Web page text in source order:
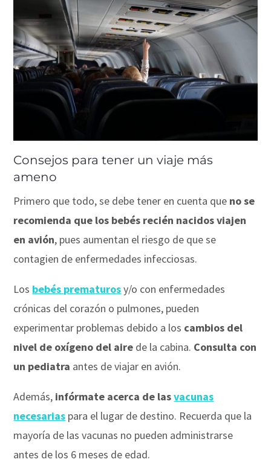
Consejos para tener un viaje más
ameno
Primero que todo, se debe tener en cuenta que no se
recomienda que los bebés recién nacidos viajen
en avión, pues aumentan el riesgo de que se
contagien de enfermedades infecciosas.
Los bebés prematurosy/o con enfermedades
crónicas del corazón o pulmones, pueden
experimentar problemas debido a los cambios del
nivel de oxígeno del aire de la cabina. Consulta con
un pediatra antes de viajar en avión.
Además, infórmate acerca de lasvacunas
necesarias para el lugar de destino. Recuerda que la
mayoría de las vacunas no pueden administrarse
antes de los 6 meses de edad.